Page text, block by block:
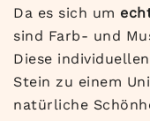
Da es sich um
sind Farb- und
Diese
Stein zu einem
natürliche